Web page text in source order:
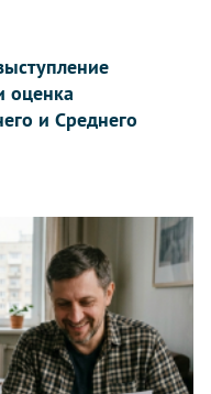
оценка
и Среднего